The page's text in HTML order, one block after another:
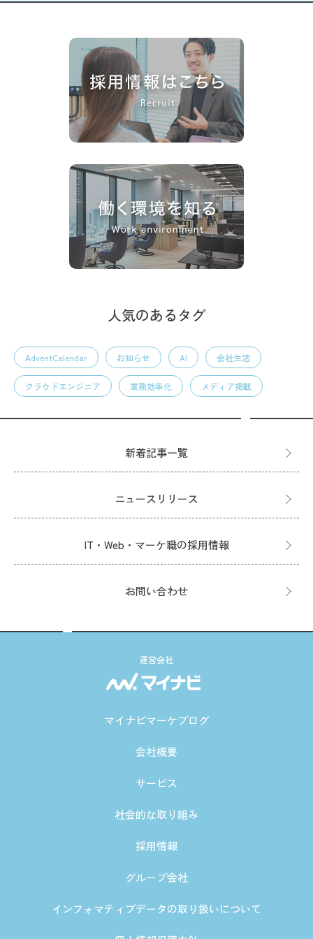
人気のあるタグ
AdventCalendar お知らせ AI 会社生活
クラウドエンジニア 業務効率化 メディア掲載
新着記事一覧
ニュースリリース
IT・Web・マーケ職の採用情報
お問い合わせ
運営会社
マイナビマーケブログ
会社概要
サービス
社会的な取り組み
採用情報
グループ会社
インフォマティブデータの取り扱いについて